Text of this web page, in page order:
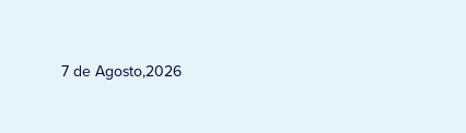
7 de Agosto,2026